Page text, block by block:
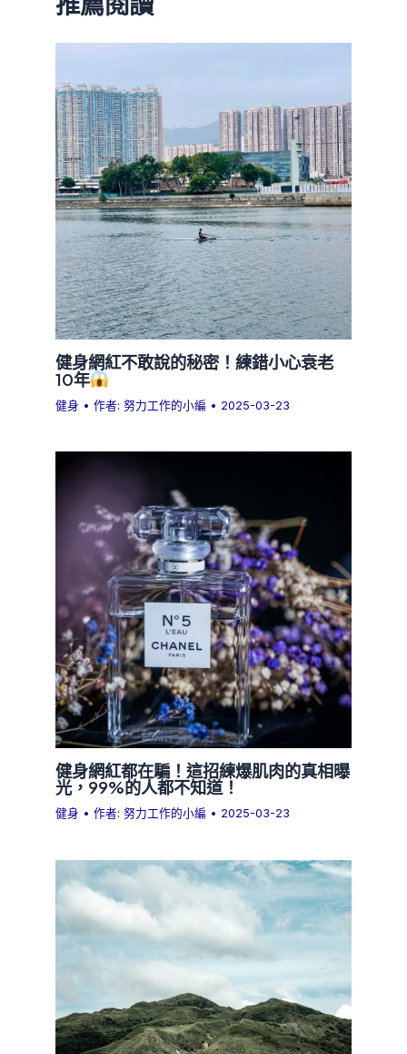
健身網紅不敢說的秘密！練錯小心衰老
10年
健身 • 作者:努力工作的小編 • 2025-03-23
健身網紅都在騙！這招練爆肌肉的真相曝
光，99%的人都不知道！
健身 • 作者:努力工作的小編 • 2025-03-23